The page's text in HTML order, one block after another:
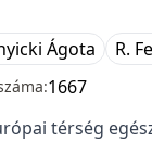
Ágota R.
1667
térség